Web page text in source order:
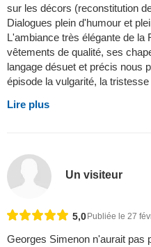
sur les décors (reconstitution
Dialogues plein d'humour et
L'ambiance très élégante de
vêtements de qualité, ses
langage désuet et précis nous
épisode la vulgarité, la tristesse
Lire plus
Un visiteur
5,0 Publiée le 27
Georges Simenon n'aurait pas